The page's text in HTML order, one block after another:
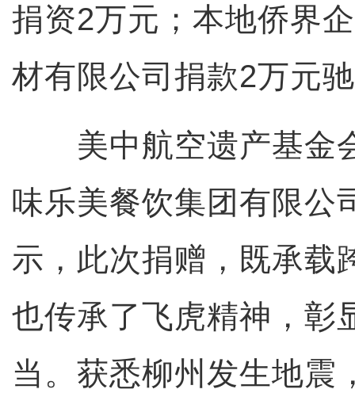
捐资2万元；本地侨界
材有限公司捐款2万元
美中航空遗产基金
味乐美餐饮集团有限公
示，此次捐赠，既承载
也传承了飞虎精神，彰
当。获悉柳州发生地震